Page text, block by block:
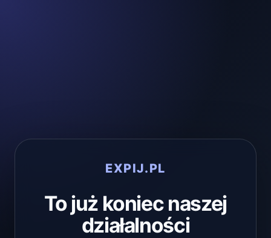
EXPIJ.PL
To już koniec naszej
działalności